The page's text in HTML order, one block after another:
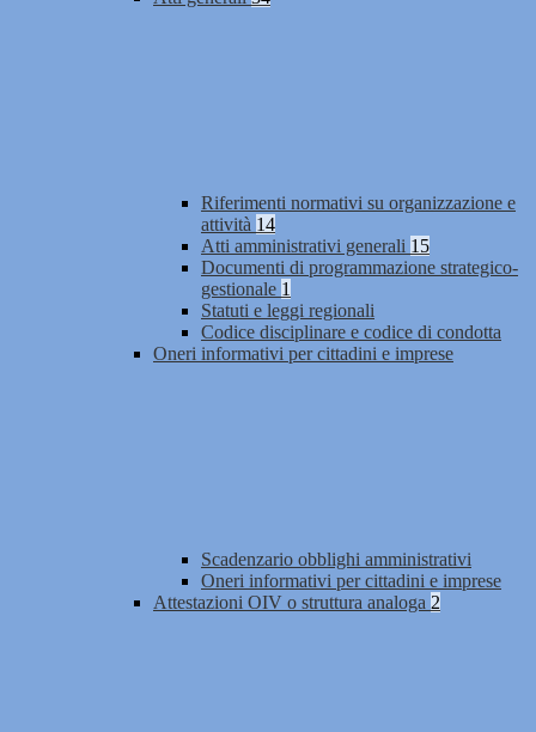
Riferimenti normativi su organizzazione e
attività 14
Atti amministrativi generali 15
Documenti di programmazione strategico-
gestionale 1
Statuti e leggi regionali
Codice disciplinare e codice di condotta
Oneri informativi per cittadini e imprese
Scadenzario obblighi amministrativi
Oneri informativi per cittadini e imprese
Attestazioni OIV o struttura analoga 2